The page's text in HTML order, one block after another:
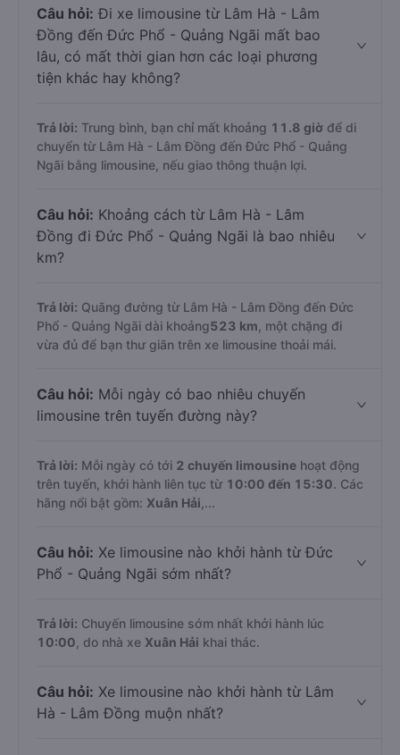
Câu hỏi: Đi xe limousine từ Lâm Hà - Lâm
Đồng đến Đức Phổ - Quảng Ngãi mất bao
lâu, có mất thời gian hơn các loại phương
tiện khác hay không?
Trả lời: Trung bình, bạn chỉ mất khoảng 11.8 giờ để di
chuyển từ Lâm Hà - Lâm Đồng đến Đức Phổ - Quảng
Ngãi bằng limousine, nếu giao thông thuận lợi.
Câu hỏi: Khoảng cách từ Lâm Hà - Lâm
Đồng đi Đức Phổ - Quảng Ngãi là bao nhiêu
km?
Trả lời: Quãng đường từ Lâm Hà - Lâm Đồng đến Đức
Phổ - Quảng Ngãi dài khoảng523 km , một chặng đi
vừa đủ để bạn thư giãn trên xe limousine thoải mái.
Câu hỏi: Mỗi ngày có bao nhiêu chuyến
limousine trên tuyến đường này?
Trả lời: Mỗi ngày có tới 2 chuyến limousine hoạt động
trên tuyến, khởi hành liên tục từ 10:00 đến 15:30. Các
hãng nổi bật gồm: Xuân Hải ,...
Câu hỏi: Xe limousine nào khởi hành từ Đức
Phổ - Quảng Ngãi sớm nhất?
Trả lời: Chuyến limousine sớm nhất khởi hành lúc
10:00 , do nhà xe Xuân Hải khai thác.
Câu hỏi: Xe limousine nào khởi hành từ Lâm
Hà - Lâm Đồng muộn nhất?